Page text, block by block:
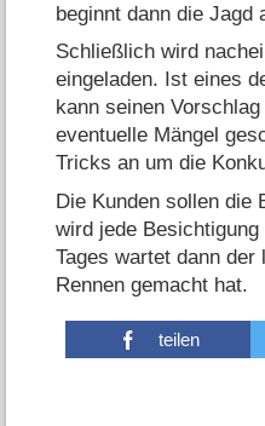
beginnt dann die Jagd
Schließlich wird
eingeladen. Ist eines
kann seinen
eventuelle Mängel
Tricks an um die
Die Kunden sollen die
wird jede Besichtigung
Tages wartet dann
Rennen gemacht hat.
teilen